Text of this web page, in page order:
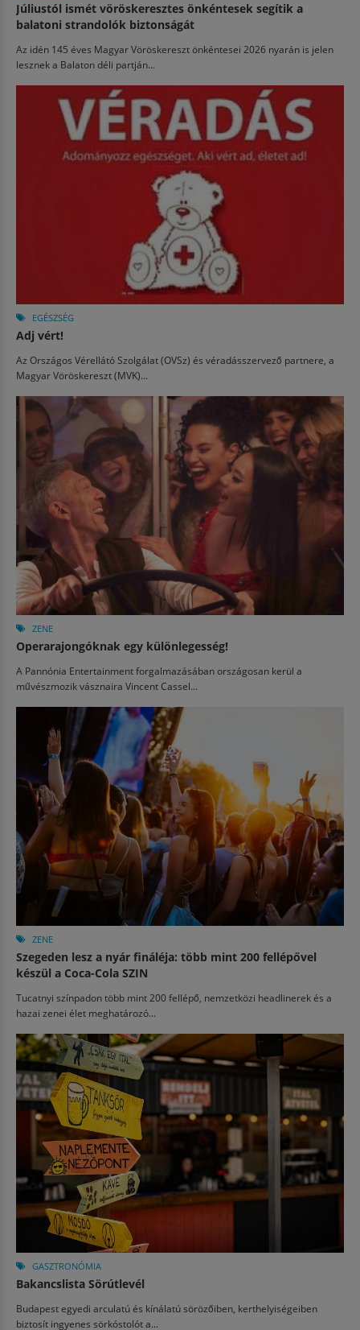
Júliustól ismét vöröskeresztes önkéntesek segítik a
balatoni strandolók biztonságát
Az idén 145 éves Magyar Vöröskereszt önkéntesei 2026 nyarán is jelen
lesznek a Balaton déli partján...
EGÉSZSÉG
Adj vért!
Az Országos Vérellátó Szolgálat (OVSz) és véradásszervező partnere, a
Magyar Vöröskereszt (MVK)...
ZENE
Operarajongóknak egy különlegesség!
A Pannónia Entertainment forgalmazásában országosan kerül a
művészmozik vásznaira Vincent Cassel...
ZENE
Szegeden lesz a nyár fináléja: több mint 200 fellépővel
készül a Coca-Cola SZIN
Tucatnyi színpadon több mint 200 fellépő, nemzetközi headlinerek és a
hazai zenei élet meghatározó...
GASZTRONÓMIA
Bakancslista Sörútlevél
Budapest egyedi arculatú és kínálatú sörözőiben, kerthelyiségeiben
biztosít ingyenes sörkóstolót a...